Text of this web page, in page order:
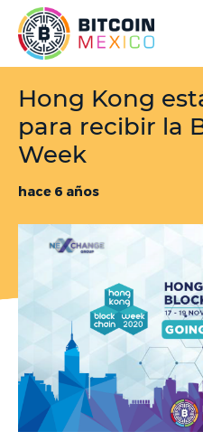
Hong Kong
para recibir la
Week
hace 6 años